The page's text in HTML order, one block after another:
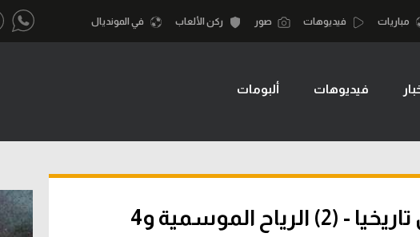
الكرة الإفريقية
كرة السلة الأمريكية
كرة سلة
مباريات فيديوهات صور ركن الألعاب في المونديال
فيديوهات ألبومات
كيف رفضت مصر المونديال تاريخيا - (2) الرياح الموسمية و4